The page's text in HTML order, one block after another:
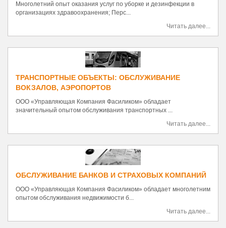
Многолетний опыт оказания услуг по уборке и дезинфекции в
организациях здравоохранения; Перс...
Читать далее...
ТРАНСПОРТНЫЕ ОБЪЕКТЫ: ОБСЛУЖИВАНИЕ
ВОКЗАЛОВ, АЭРОПОРТОВ
ООО «Управляющая Компания Фасиликом» обладает
значительный опытом обслуживания транспортных ...
Читать далее...
ОБСЛУЖИВАНИЕ БАНКОВ И СТРАХОВЫХ КОМПАНИЙ
ООО «Управляющая Компания Фасиликом» обладает многолетним
опытом обслуживания недвижимости б...
Читать далее...